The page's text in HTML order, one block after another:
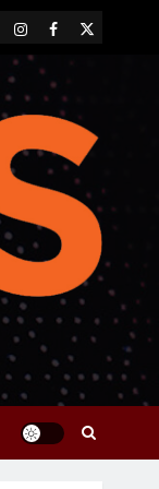
Instagram
Facebook
X